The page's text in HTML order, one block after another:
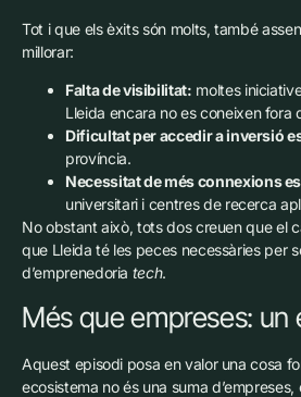
Tot i que els èxits són molts, també
millorar:
Falta de visibilitat: moltes
Lleida encara no es coneixen fora
Dificultat per accedir a inversió
província.
Necessitat de més connexions
universitari i centres de recerca
No obstant això, tots dos creuen que el
que Lleida té les peces necessàries per
d’emprenedoria tech.
Més que empreses: un
Aquest episodi posa en valor una cosa
ecosistema no és una suma